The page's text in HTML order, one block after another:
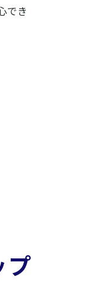
でき
プ